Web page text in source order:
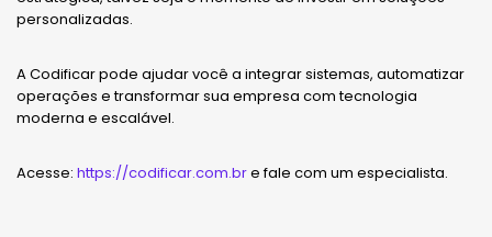
personalizadas.
A Codificar pode ajudar você a integrar sistemas, automatizar
operações e transformar sua empresa com tecnologia
moderna e escalável.
Acesse: https://codificar.com.bre fale com um especialista.